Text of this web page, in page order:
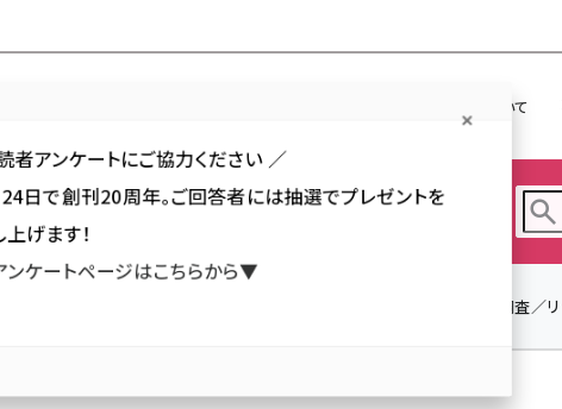
Web担について
ゴリ／種別 から探す セミナー／イベント から探す
調査／
広告の認知度最大化サービス」提供開始
者アンケートにご協力ください ／
日で創刊20周年。ご回答者には抽選でプレゼントを
げます！
ケートページはこちらから▼